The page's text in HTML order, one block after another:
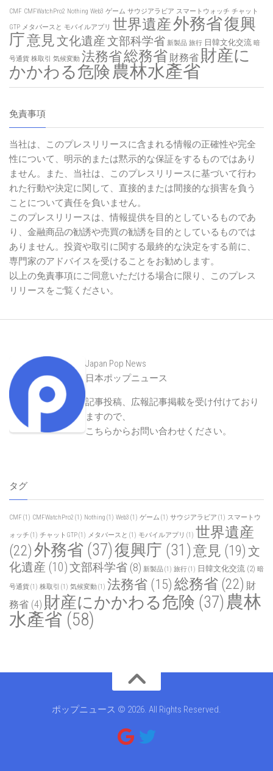
CMF CMFWatchPro2 Nothing Web3 ゲーム サウジアラビア スマートウォッチ チャット
GTP メタバースと モバイルアプリ 世界遺産外務省復興
庁意見文化遺産文部科学省 新製品 旅行 日韓文化交流 暗
号通貨 株取引 気候変動 法務省総務省 財務省 財産に
かかわる危険農林水產省
免責事項
当社は、このプレスリリースに含まれる情報の正確性や完全
性について、明示的または黙示的な保証をするものではあり
ません。また、当社は、このプレスリリースに基づいて行わ
れた行動や決定に関して、直接的または間接的な損害を負う
ことについて責任を負いません。
このプレスリリースは、情報提供を目的としているものであ
り、金融商品の勧誘や売買の勧誘を目的としているものでは
ありません。投資や取引に関する最終的な決定をする前に、
専門家のアドバイスを受けることをお勧めします。
以上の免責事項にご同意いただける場合に限り、このプレス
リリースをご覧ください。
Japan Pop News
日本ポップニュース
記事投稿、広報記事掲載を受け付けており
ますので、
こちらからお問い合わせください。
タグ
CMF (1) CMFWatchPro2 (1) Nothing (1) Web3 (1) ゲーム (1) サウジアラビア (1) スマートウ
ォッチ (1) チャットGTP(1) メタバースと (1) モバイルアプリ (1) 世界遺産
(22)外務省 (37)復興庁 (31)意見 (19) 文
化遺産 (10)文部科学省 (8) 新製品(1) 旅行(1) 日韓文化交流 (2) 暗
号通貨(1) 株取引 (1) 気候変動(1) 法務省 (15) 総務省 (22) 財
務省 (4) 財産にかかわる危険 (37) 農林
水產省 (58)
ポップニュース © 2026. All Rights Reserved.